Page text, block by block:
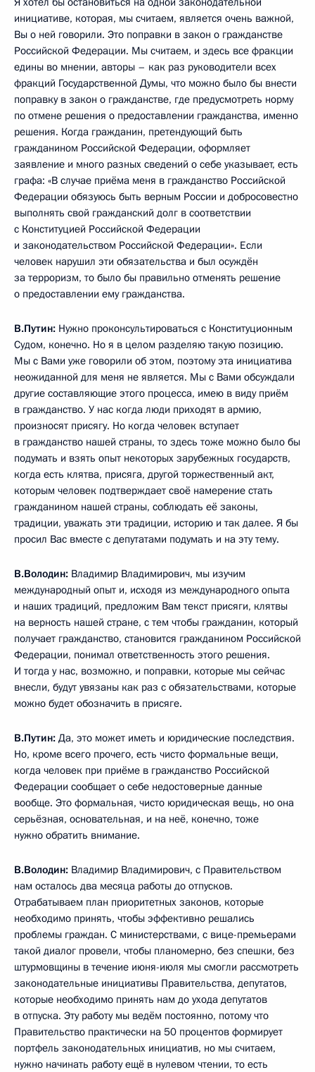
инициативе, которая, мы считаем, является очень важной,
Вы о ней говорили. Это поправки в закон о гражданстве
Российской Федерации. Мы считаем, и здесь все фракции
едины во мнении, авторы – как раз руководители всех
фракций Государственной Думы, что можно было бы внести
поправку в закон о гражданстве, где предусмотреть норму
по отмене решения о предоставлении гражданства, именно
решения. Когда гражданин, претендующий быть
гражданином Российской Федерации, оформляет
заявление и много разных сведений о себе указывает, есть
графа: «В случае приёма меня в гражданство Российской
Федерации обязуюсь быть верным России и добросовестно
выполнять свой гражданский долг в соответствии
с Конституцией Российской Федерации
и законодательством Российской Федерации». Если
человек нарушил эти обязательства и был осуждён
за терроризм, то было бы правильно отменять решение
о предоставлении ему гражданства.
В.Путин: Нужно проконсультироваться с Конституционным
Судом, конечно. Но я в целом разделяю такую позицию.
Мы с Вами уже говорили об этом, поэтому эта инициатива
неожиданной для меня не является. Мы с Вами обсуждали
другие составляющие этого процесса, имею в виду приём
в гражданство. У нас когда люди приходят в армию,
произносят присягу. Но когда человек вступает
в гражданство нашей страны, то здесь тоже можно было бы
подумать и взять опыт некоторых зарубежных государств,
когда есть клятва, присяга, другой торжественный акт,
которым человек подтверждает своё намерение стать
гражданином нашей страны, соблюдать её законы,
традиции, уважать эти традиции, историю и так далее. Я бы
просил Вас вместе с депутатами подумать и на эту тему.
В.Володин: Владимир Владимирович, мы изучим
международный опыт и, исходя из международного опыта
и наших традиций, предложим Вам текст присяги, клятвы
на верность нашей стране, с тем чтобы гражданин, который
получает гражданство, становится гражданином Российской
Федерации, понимал ответственность этого решения.
И тогда у нас, возможно, и поправки, которые мы сейчас
внесли, будут увязаны как раз с обязательствами, которые
можно будет обозначить в присяге.
В.Путин: Да, это может иметь и юридические последствия.
Но, кроме всего прочего, есть чисто формальные вещи,
когда человек при приёме в гражданство Российской
Федерации сообщает о себе недостоверные данные
вообще. Это формальная, чисто юридическая вещь, но она
серьёзная, основательная, и на неё, конечно, тоже
нужно обратить внимание.
В.Володин: Владимир Владимирович, с Правительством
нам осталось два месяца работы до отпусков.
Отрабатываем план приоритетных законов, которые
необходимо принять, чтобы эффективно решались
проблемы граждан. С министерствами, с вице-премьерами
такой диалог провели, чтобы планомерно, без спешки, без
штурмовщины в течение июня-июля мы смогли рассмотреть
законодательные инициативы Правительства, депутатов,
которые необходимо принять нам до ухода депутатов
в отпуска. Эту работу мы ведём постоянно, потому что
Правительство практически на 50 процентов формирует
портфель законодательных инициатив, но мы считаем,
нужно начинать работу ещё в нулевом чтении, то есть